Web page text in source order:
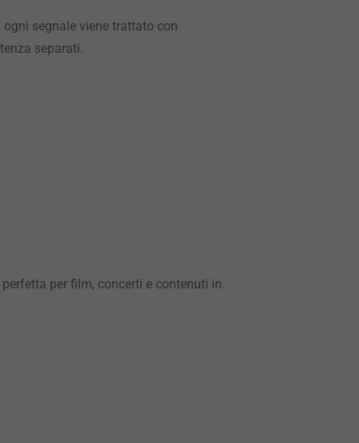
segnale viene trattato con
separati.
per film, concerti e contenuti in